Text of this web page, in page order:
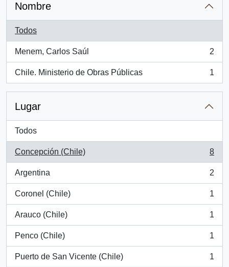
Nombre
Todos
Menem, Carlos Saúl
, 2 resultados
2
Chile. Ministerio de Obras Públicas
, 1 resultados
1
Lugar
Todos
Concepción (Chile)
, 8 resultados
8
Argentina
, 2 resultados
2
Coronel (Chile)
, 1 resultados
1
Arauco (Chile)
, 1 resultados
1
Penco (Chile)
, 1 resultados
1
Puerto de San Vicente (Chile)
, 1 resultados
1